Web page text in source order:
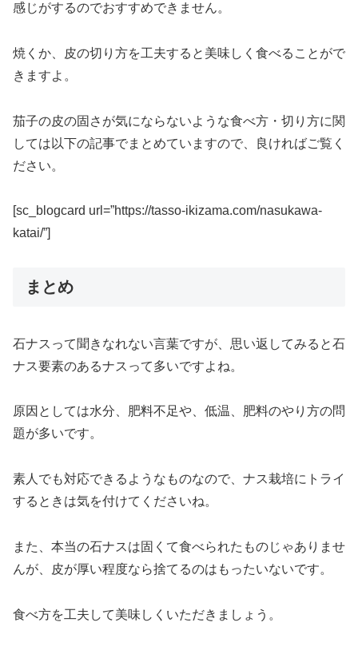
感じがするのでおすすめできません。
焼くか、皮の切り方を工夫すると美味しく食べることがで
きますよ。
茄子の皮の固さが気にならないような食べ方・切り方に関
しては以下の記事でまとめていますので、良ければご覧く
ださい。
[sc_blogcard url=”https://tasso-ikizama.com/nasukawa-
katai/”]
まとめ
石ナスって聞きなれない言葉ですが、思い返してみると石
ナス要素のあるナスって多いですよね。
原因としては水分、肥料不足や、低温、肥料のやり方の問
題が多いです。
素人でも対応できるようなものなので、ナス栽培にトライ
するときは気を付けてくださいね。
また、本当の石ナスは固くて食べられたものじゃありませ
んが、皮が厚い程度なら捨てるのはもったいないです。
食べ方を工夫して美味しくいただきましょう。